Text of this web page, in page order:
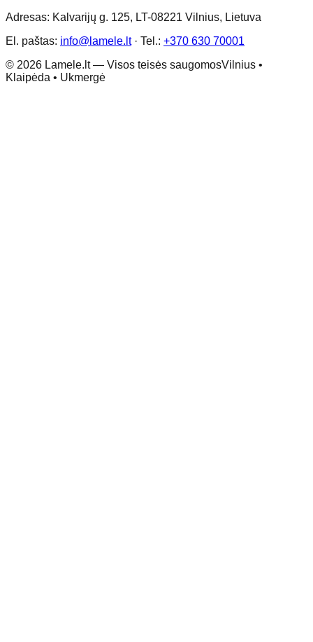
Adresas: Kalvarijų g. 125, LT-08221 Vilnius, Lietuva
El. paštas: info@lamele.lt· Tel.: +370 630 70001
© 2026 Lamele.lt — Visos teisės saugomosVilnius •
Klaipėda • Ukmergė